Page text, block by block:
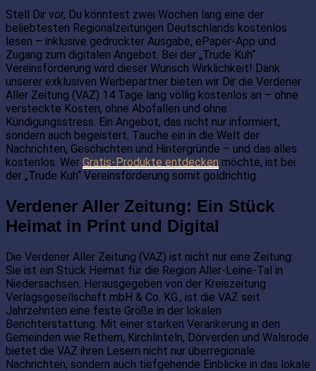
Stell Dir vor, Du könntest zwei Wochen lang eine der
beliebtesten Regionalzeitungen Deutschlands kostenlos
lesen – inklusive gedruckter Ausgabe, ePaper-App und
Zugang zum digitalen Angebot. Bei der „Trude Kuh“
Vereinsförderung wird dieser Wunsch Wirklichkeit! Dank
unserer exklusiven Werbepartner bieten wir Dir die Verdener
Aller Zeitung (VAZ) 14 Tage lang völlig kostenlos an – ohne
versteckte Kosten, ohne Abofallen und ohne
Kündigungsstress. Ein Angebot, das nicht nur informiert,
sondern auch begeistert. Tauche ein in die Welt der
Nachrichten, Geschichten und Hintergründe – und das alles
kostenlos. Wer Gratis-Produkte entdecken möchte, ist bei
der „Trude Kuh“ Vereinsförderung somit goldrichtig.
Verdener Aller Zeitung: Ein Stück
Heimat in Print und Digital
Die Verdener Aller Zeitung (VAZ) ist nicht nur eine Zeitung:
Sie ist ein Stück Heimat für die Region Aller-Leine-Tal in
Niedersachsen. Herausgegeben von der Kreiszeitung
Verlagsgesellschaft mbH & Co. KG., ist die VAZ seit
Jahrzehnten eine feste Größe in der lokalen
Berichterstattung. Mit einer starken Verankerung in den
Gemeinden wie Rethem, Kirchlinteln, Dörverden und Walsrode
bietet die VAZ ihren Lesern nicht nur überregionale
Nachrichten, sondern auch tiefgehende Einblicke in das lokale